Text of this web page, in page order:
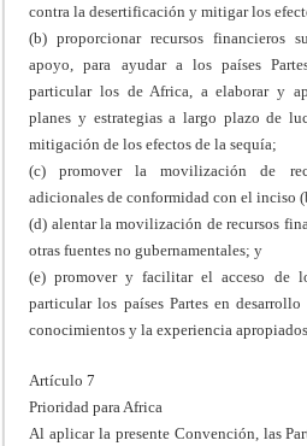
contra la desertificación y mitigar los
(b) proporcionar recursos financieros
apoyo, para ayudar a los países
particular los de Africa, a elaborar y
planes y estrategias a largo plazo de
mitigación de los efectos de la sequía;
(c) promover la movilización de
adicionales de conformidad con el inciso
(d) alentar la movilización de recursos
otras fuentes no gubernamentales; y
(e) promover y facilitar el acceso de
particular los países Partes en
conocimientos y la experiencia apropiados.
Artículo 7
Prioridad para Africa
Al aplicar la presente Convención, las